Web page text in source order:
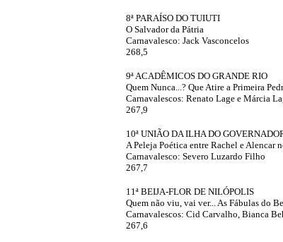
8ª PARAÍSO DO TUIUTI
O Salvador da Pátria
Carnavalesco: Jack Vasconcelos
268,5
9ª ACADÊMICOS DO GRANDE RIO
Quem Nunca...? Que Atire a Primeira
Carnavalescos: Renato Lage e Márcia
267,9
10ª UNIÃO DA ILHA DO
A Peleja Poética entre Rachel e Alencar
Carnavalesco: Severo Luzardo Filho
267,7
11ª BEIJA-FLOR DE NILÓPOLIS
Quem não viu, vai ver... As Fábulas do
Carnavalescos: Cid Carvalho, Bianca
267,6